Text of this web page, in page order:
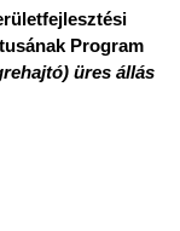
Program
üres állás